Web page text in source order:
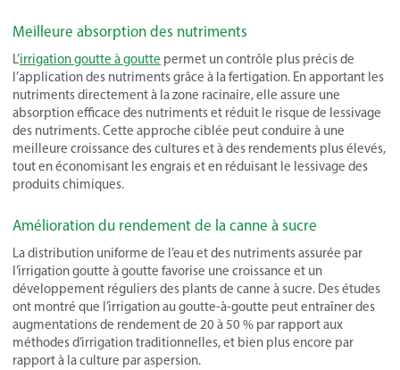
Meilleure absorption des nutriments
L’irrigation goutte à goutte permet un contrôle plus précis de
l’application des nutriments grâce à la fertigation. En apportant les
nutriments directement à la zone racinaire, elle assure une
absorption efficace des nutriments et réduit le risque de lessivage
des nutriments. Cette approche ciblée peut conduire à une
meilleure croissance des cultures et à des rendements plus élevés,
tout en économisant les engrais et en réduisant le lessivage des
produits chimiques.
Amélioration du rendement de la canne à sucre
La distribution uniforme de l’eau et des nutriments assurée par
l’irrigation goutte à goutte favorise une croissance et un
développement réguliers des plants de canne à sucre. Des études
ont montré que l’irrigation au goutte-à-goutte peut entraîner des
augmentations de rendement de 20 à 50 % par rapport aux
méthodes d’irrigation traditionnelles, et bien plus encore par
rapport à la culture par aspersion.